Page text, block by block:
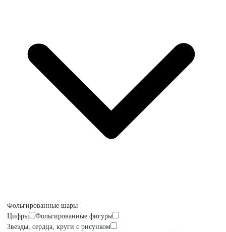
Фольгированные шары
Цифры
Фольгированные фигуры
Звезды, сердца, круги с рисунком